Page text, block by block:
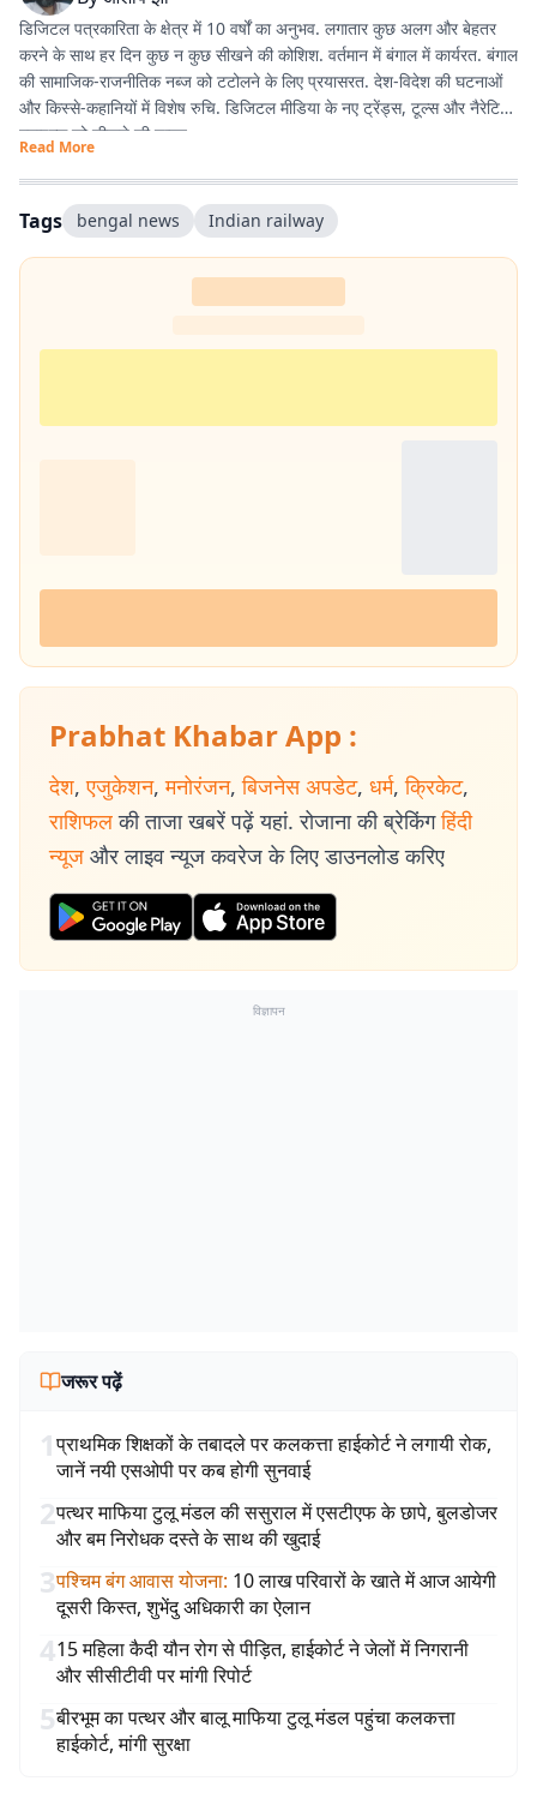
डिजिटल पत्रकारिता के क्षेत्र में 10 वर्षों का अनुभव. लगातार कुछ अलग और बेहतर
करने के साथ हर दिन कुछ न कुछ सीखने की कोशिश. वर्तमान में बंगाल में कार्यरत. बंगाल
की सामाजिक-राजनीतिक नब्ज को टटोलने के लिए प्रयासरत. देश-विदेश की घटनाओं
और किस्से-कहानियों में विशेष रुचि. डिजिटल मीडिया के नए ट्रेंड्स, टूल्स और नैरेटिव
स्टाइल्स को सीखने की चाहत.
Read More
Tags bengal news Indian railway
Prabhat Khabar App :
देश, एजुकेशन, मनोरंजन, बिजनेस अपडेट, धर्म, क्रिकेट,
राशिफल की ताजा खबरें पढ़ें यहां. रोजाना की ब्रेकिंग हिंदी
न्यूज और लाइव न्यूज कवरेज के लिए डाउनलोड करिए
विज्ञापन
जरूर पढ़ें
1प्राथमिक शिक्षकों के तबादले पर कलकत्ता हाईकोर्ट ने लगायी रोक,
जानें नयी एसओपी पर कब होगी सुनवाई
2पत्थर माफिया टुलू मंडल की ससुराल में एसटीएफ के छापे, बुलडोजर
और बम निरोधक दस्ते के साथ की खुदाई
3पश्चिम बंग आवास योजना: 10 लाख परिवारों के खाते में आज आयेगी
दूसरी किस्त, शुभेंदु अधिकारी का ऐलान
415 महिला कैदी यौन रोग से पीड़ित, हाईकोर्ट ने जेलों में निगरानी
और सीसीटीवी पर मांगी रिपोर्ट
5बीरभूम का पत्थर और बालू माफिया टुलू मंडल पहुंचा कलकत्ता
हाईकोर्ट, मांगी सुरक्षा